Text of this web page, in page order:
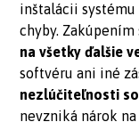
inštalácii
chyby. Zakúpením
na všetky ďalšie
softvéru ani iné
nezlúčiteľnosti
nevzniká nárok